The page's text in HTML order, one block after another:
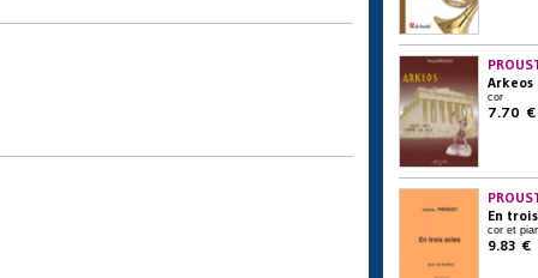
Arkeos
cor
7.70 €
En
cor et
9.83 €